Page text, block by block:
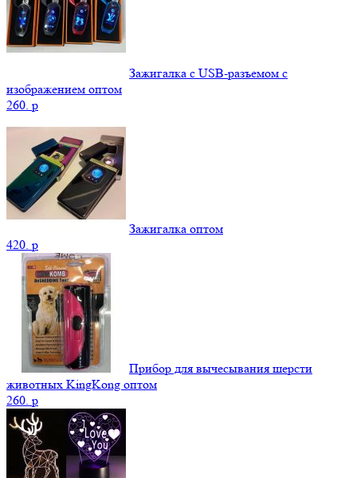
Зажигалка с USB-разъемом с
изображением оптом
260. p
Зажигалка оптом
420. p
Прибор для вычесывания шерсти
животных KingKong оптом
260. p